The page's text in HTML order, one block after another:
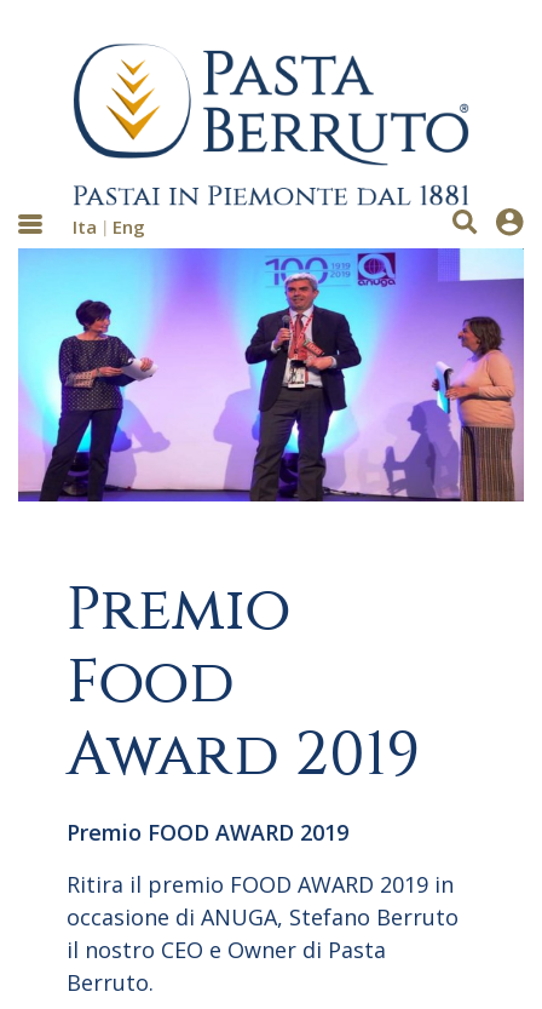
Ita Eng
Premio
Food
Award 2019
Premio FOOD AWARD 2019
Ritira il premio FOOD AWARD 2019 in
occasione di ANUGA, Stefano Berruto
il nostro CEO e Owner di Pasta
Berruto.